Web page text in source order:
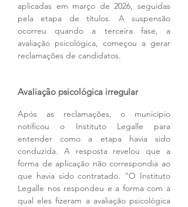
aplicadas em março de 2026, seguidas
pela etapa de títulos. A suspensão
ocorreu quando a terceira fase, a
avaliação psicológica, começou a gerar
reclamações de candidatos.
Avaliação psicológica irregular
Após as reclamações, o município
notificou o Instituto Legalle para
entender como a etapa havia sido
conduzida. A resposta revelou que a
forma de aplicação não correspondia ao
que havia sido contratado. "O Instituto
Legalle nos respondeu e a forma com a
qual eles fizeram a avaliação psicológica